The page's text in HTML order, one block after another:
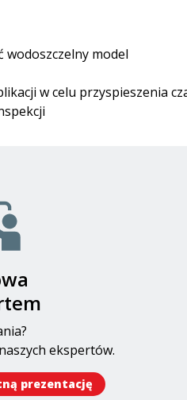
wodoszczelny model
w celu przyspieszenia
ekspertów.
prezentację​